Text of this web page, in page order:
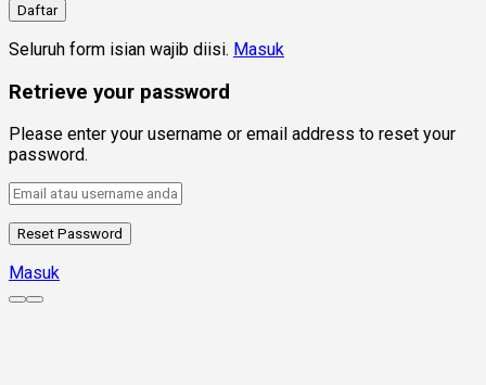
Seluruh form isian wajib diisi. Masuk
Retrieve your password
Please enter your username or email address to reset your
password.
Masuk